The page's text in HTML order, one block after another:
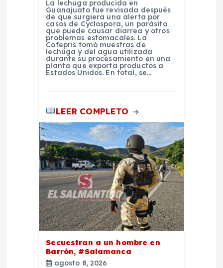
La lechuga producida en
Guanajuato fue revisada después
de que surgiera una alerta por
casos de Cyclospora, un parásito
que puede causar diarrea y otros
problemas estomacales. La
Cofepris tomó muestras de
lechuga y del agua utilizada
durante su procesamiento en una
planta que exporta productos a
Estados Unidos. En total, se…
LEER COMPLETO
Secuestran a un hombre en
Barrón, #Salamanca
agosto 8, 2026